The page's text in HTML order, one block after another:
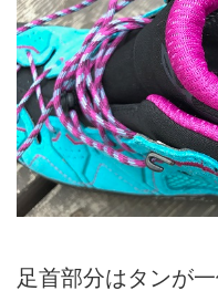
足首部分はタンが